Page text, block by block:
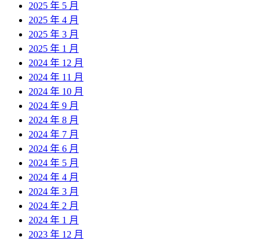
2025 年 5 月
2025 年 4 月
2025 年 3 月
2025 年 1 月
2024 年 12 月
2024 年 11 月
2024 年 10 月
2024 年 9 月
2024 年 8 月
2024 年 7 月
2024 年 6 月
2024 年 5 月
2024 年 4 月
2024 年 3 月
2024 年 2 月
2024 年 1 月
2023 年 12 月